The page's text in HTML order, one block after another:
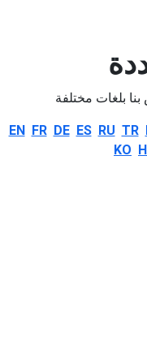
EN FR DE ES RU TR
KO